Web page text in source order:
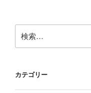
ー
シ
索:
カテゴリー